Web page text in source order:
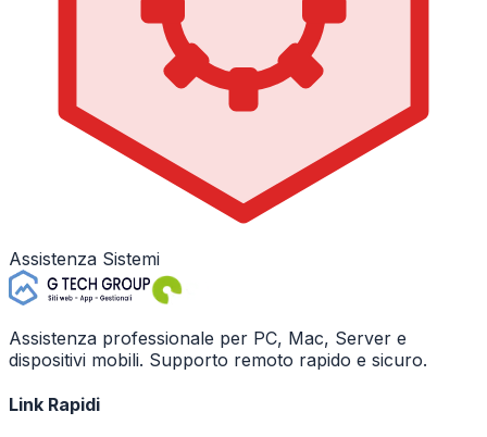
Assistenza Sistemi
Assistenza professionale per PC, Mac, Server e
dispositivi mobili. Supporto remoto rapido e sicuro.
Link Rapidi